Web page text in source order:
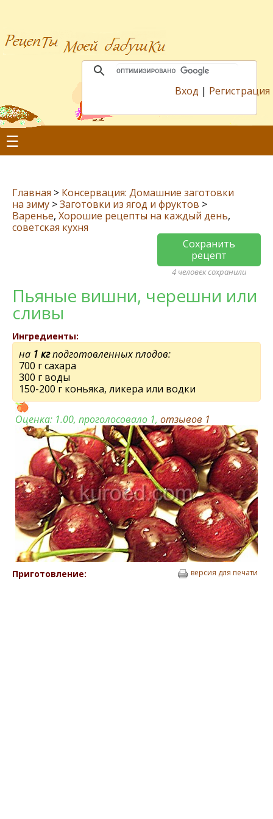
Вход | Регистрация
☰
Главная > Консервация: Домашние заготовки
на зиму >Заготовки из ягод и фруктов >
Варенье, Хорошие рецепты на каждый день,
советская кухня
Сохранить
рецепт
4 человек сохранили
Пьяные вишни, черешни или
сливы
Ингредиенты:
на 1 кгподготовленных плодов:
700 г сахара
300 г воды
150-200 г коньяка, ликера или водки
Оценка: 1.00, проголосовало 1, отзывов 1
Приготовление: версия для печати